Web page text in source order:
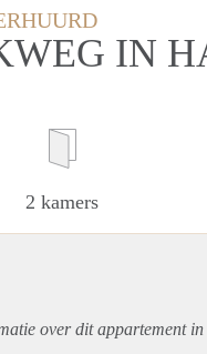
IN
2 kamers
over ditappartementin